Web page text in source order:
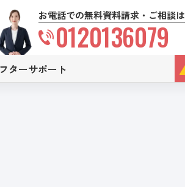
お電話での無料資料請求・ご相談は
0120136079
ターサポート